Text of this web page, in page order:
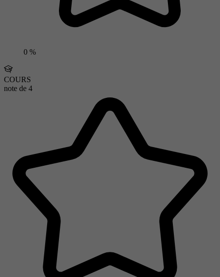
0 %
COURS
note de 4